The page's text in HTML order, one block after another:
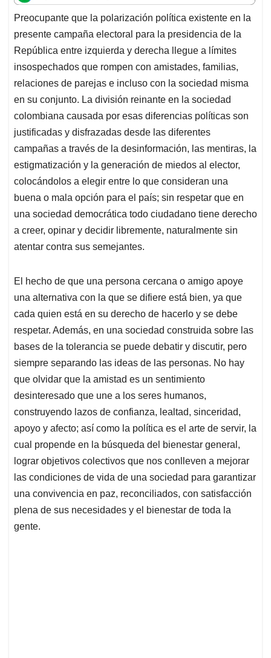
t
s
A
p
p
e
b
o
o
k
k
e
d
I
n
i
l
e
a
d
s
Preocupante que la polarización política existente en la
presente campaña electoral para la presidencia de la
República entre izquierda y derecha llegue a límites
insospechados que rompen con amistades, familias,
relaciones de parejas e incluso con la sociedad misma
en su conjunto. La división reinante en la sociedad
colombiana causada por esas diferencias políticas son
justificadas y disfrazadas desde las diferentes
campañas a través de la desinformación, las mentiras, la
estigmatización y la generación de miedos al elector,
colocándolos a elegir entre lo que consideran una
buena o mala opción para el país; sin respetar que en
una sociedad democrática todo ciudadano tiene derecho
a creer, opinar y decidir libremente, naturalmente sin
atentar contra sus semejantes.
El hecho de que una persona cercana o amigo apoye
una alternativa con la que se difiere está bien, ya que
cada quien está en su derecho de hacerlo y se debe
respetar. Además, en una sociedad construida sobre las
bases de la tolerancia se puede debatir y discutir, pero
siempre separando las ideas de las personas. No hay
que olvidar que la amistad es un sentimiento
desinteresado que une a los seres humanos,
construyendo lazos de confianza, lealtad, sinceridad,
apoyo y afecto; así como la política es el arte de servir, la
cual propende en la búsqueda del bienestar general,
lograr objetivos colectivos que nos conlleven a mejorar
las condiciones de vida de una sociedad para garantizar
una convivencia en paz, reconciliados, con satisfacción
plena de sus necesidades y el bienestar de toda la
gente.